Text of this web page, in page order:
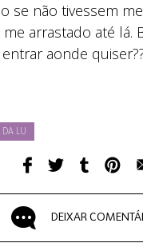
se não tivessem
me arrastado até lá.
aonde
DA LU
DEIXAR